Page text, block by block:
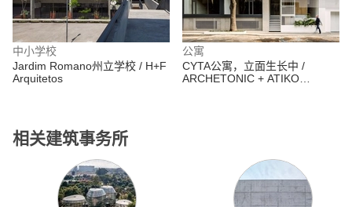
中小学校
Jardim Romano州立学校 / H+F
Arquitetos
相关建筑事务所
公寓
CYTA公寓，立面生长中 /
ARCHETONIC + ATIKO